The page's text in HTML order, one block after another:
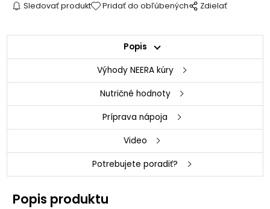
Sledovať produkt Pridať do obľúbených Zdielať
Popis
Výhody NEERA kúry
Nutričné hodnoty
Príprava nápoja
Video
Potrebujete poradiť?
Popis produktu